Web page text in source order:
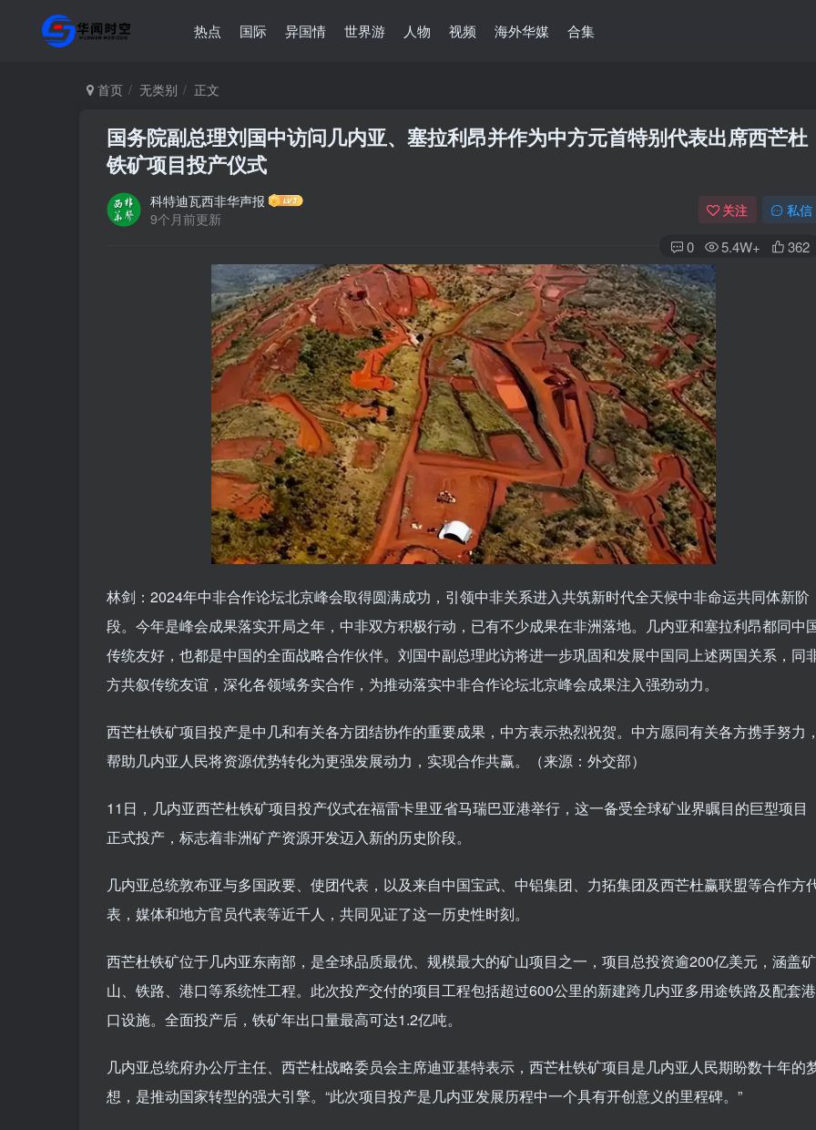
热点 国际 异国情 世界游 人物 视频 海外华媒 合集
首页 无类别 正文
国务院副总理刘国中访问几内亚、塞拉利昂并作为中方元首特别代表出席西芒杜
铁矿项目投产仪式
科特迪瓦西非华声报
9个月前更新
关注 私信
0 5.4W+ 362
林剑：2024年中非合作论坛北京峰会取得圆满成功，引领中非关系进入共筑新时代全天候中非命运共同体新阶
段。今年是峰会成果落实开局之年，中非双方积极行动，已有不少成果在非洲落地。几内亚和塞拉利昂都同中
传统友好，也都是中国的全面战略合作伙伴。刘国中副总理此访将进一步巩固和发展中国同上述两国关系，同
方共叙传统友谊，深化各领域务实合作，为推动落实中非合作论坛北京峰会成果注入强劲动力。
西芒杜铁矿项目投产是中几和有关各方团结协作的重要成果，中方表示热烈祝贺。中方愿同有关各方携手努力，
帮助几内亚人民将资源优势转化为更强发展动力，实现合作共赢。（来源：外交部）
11日，几内亚西芒杜铁矿项目投产仪式在福雷卡里亚省马瑞巴亚港举行，这一备受全球矿业界瞩目的巨型项目
正式投产，标志着非洲矿产资源开发迈入新的历史阶段。
几内亚总统敦布亚与多国政要、使团代表，以及来自中国宝武、中铝集团、力拓集团及西芒杜赢联盟等合作方
表，媒体和地方官员代表等近千人，共同见证了这一历史性时刻。
西芒杜铁矿位于几内亚东南部，是全球品质最优、规模最大的矿山项目之一，项目总投资逾200亿美元，涵盖矿
山、铁路、港口等系统性工程。此次投产交付的项目工程包括超过600公里的新建跨几内亚多用途铁路及配套港
口设施。全面投产后，铁矿年出口量最高可达1.2亿吨。
几内亚总统府办公厅主任、西芒杜战略委员会主席迪亚基特表示，西芒杜铁矿项目是几内亚人民期盼数十年的
想，是推动国家转型的强大引擎。“此次项目投产是几内亚发展历程中一个具有开创意义的里程碑。”